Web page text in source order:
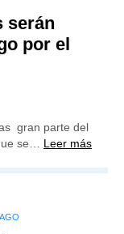
serán
por el
gran parte del
se… Leer más